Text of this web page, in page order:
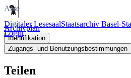
Digitaler LesesaalStaatsarchiv Basel-
Login
Akte
Archivplan
Identifikation
Zugangs- und Benutzungsbestimmungen
Teilen